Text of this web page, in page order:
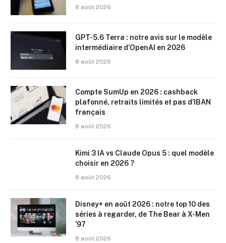
8 août 2026
GPT-5.6 Terra : notre avis sur le modèle
intermédiaire d’OpenAI en 2026
8 août 2026
Compte SumUp en 2026 : cashback
plafonné, retraits limités et pas d’IBAN
français
8 août 2026
Kimi 3 IA vs Claude Opus 5 : quel modèle
choisir en 2026 ?
8 août 2026
Disney+ en août 2026 : notre top 10 des
séries à regarder, de The Bear à X-Men
’97
8 août 2026